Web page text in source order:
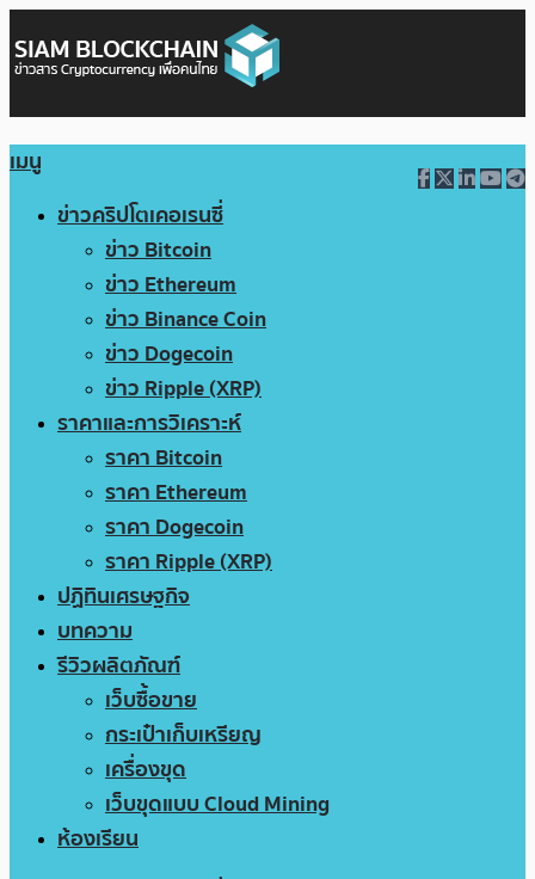
เมนู
ข่าวคริปโตเคอเรนซี่
ข่าว Bitcoin
ข่าว Ethereum
ข่าว Binance Coin
ข่าว Dogecoin
ข่าว Ripple (XRP)
ราคาและการวิเคราะห์
ราคา Bitcoin
ราคา Ethereum
ราคา Dogecoin
ราคา Ripple (XRP)
ปฏิทินเศรษฐกิจ
บทความ
รีวิวผลิตภัณฑ์
เว็บซื้อขาย
กระเป๋าเก็บเหรียญ
เครื่องขุด
เว็บขุดแบบ Cloud Mining
ห้องเรียน